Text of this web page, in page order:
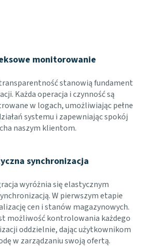
monitorowanie
stanowią fundament
Każda operacja i czynność są
w logach, umożliwiając pełne
systemu i zapewniając spokój
naszym klientom.
synchronizacja
wyróżnia się elastycznym
W pierwszym etapie
cen i stanów magazynowych.
możliwość kontrolowania każdego
oddzielnie, dając użytkownikom
w zarządzaniu swoją ofertą.